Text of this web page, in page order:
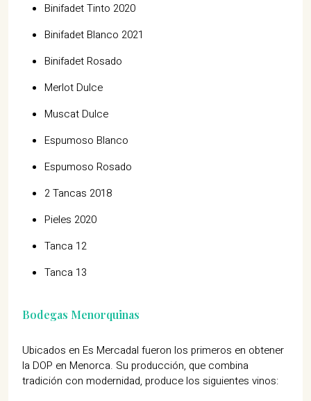
Binifadet Tinto 2020
Binifadet Blanco 2021
Binifadet Rosado
Merlot Dulce
Muscat Dulce
Espumoso Blanco
Espumoso Rosado
2 Tancas 2018
Pieles 2020
Tanca 12
Tanca 13
Bodegas Menorquinas
Ubicados en Es Mercadal fueron los primeros en obtener
la DOP en Menorca. Su producción, que combina
tradición con modernidad, produce los siguientes vinos: